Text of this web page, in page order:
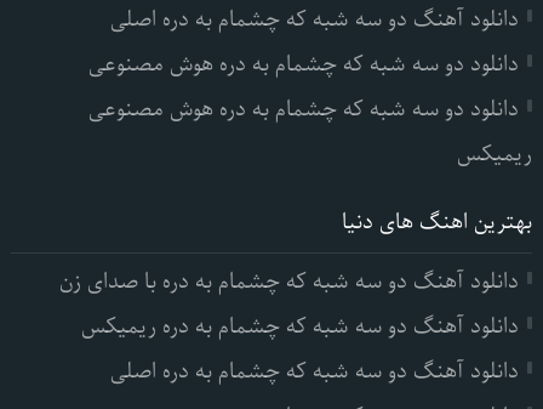
دانلود آهنگ دو سه شبه که چشمام به دره اصلی
دانلود دو سه شبه که چشمام به دره هوش مصنوعی
دانلود دو سه شبه که چشمام به دره هوش مصنوعی
ریمیکس
بهترین اهنگ های دنیا
دانلود آهنگ دو سه شبه که چشمام به دره با صدای زن
دانلود آهنگ دو سه شبه که چشمام به دره ریمیکس
دانلود آهنگ دو سه شبه که چشمام به دره اصلی